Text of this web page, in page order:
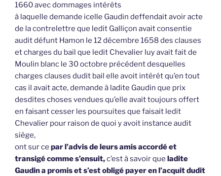
1660 avec dommages intérêts
à laquelle demande icelle Gaudin deffendait avoir acte
de la contrelettre que ledit Galliçon avait consentie
audit défunt Hamon le 12 décembre 1658 des clauses
et charges du bail que ledit Chevalier luy avait fait de
Moulin blanc le 30 octobre précédent desquelles
charges clauses dudit bail elle avoit intérêt qu’en tout
cas il avait acte, demande à ladite Gaudin que prix
desdites choses vendues qu’elle avait toujours offert
en faisant cesser les poursuites que faisait ledit
Chevalier pour raison de quoi y avoit instance audit
siège,
ont sur ce par l’advis de leurs amis accordé et
transigé comme s’ensuit,c’est à savoir que ladite
Gaudin a promis et s’est obligé payer en l’acquit dudit